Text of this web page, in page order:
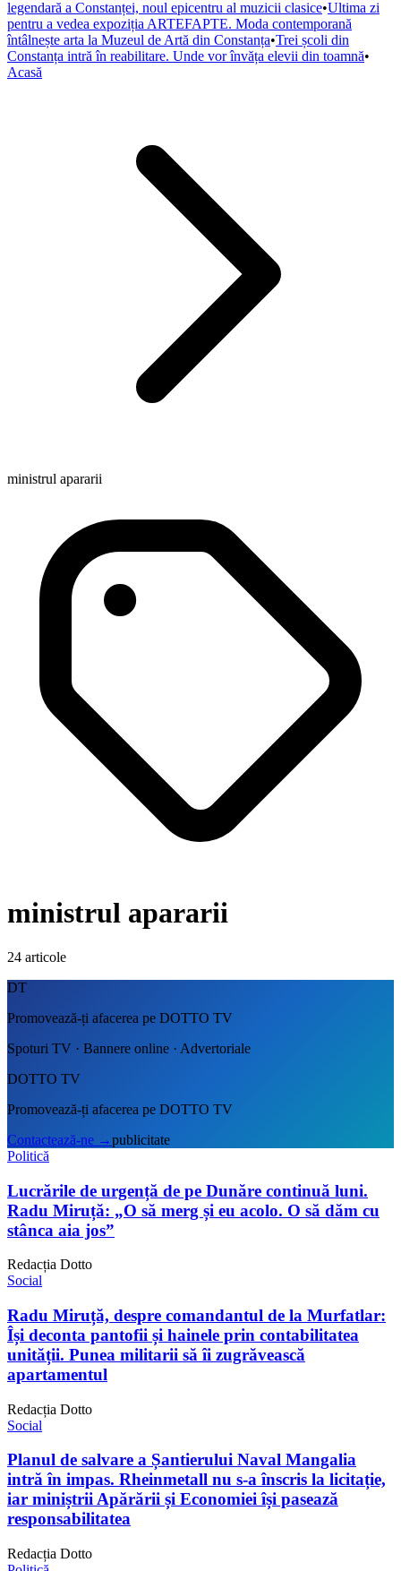
legendară a Constanței, noul epicentru al muzicii clasice•Ultima zi
pentru a vedea expoziția ARTEFAPTE. Moda contemporană
întâlnește arta la Muzeul de Artă din Constanța•Trei școli din
Constanța intră în reabilitare. Unde vor învăța elevii din toamnă•
Acasă
ministrul apararii
ministrul apararii
24 articole
DT
Promovează-ți afacerea pe DOTTO TV
Spoturi TV · Bannere online · Advertoriale
DOTTO TV
Promovează-ți afacerea pe DOTTO TV
Contactează-ne →publicitate
Politică
Lucrările de urgență de pe Dunăre continuă luni.
Radu Miruță: „O să merg și eu acolo. O să dăm cu
stânca aia jos”
Redacția Dotto
Social
Radu Miruță, despre comandantul de la Murfatlar:
Își deconta pantofii și hainele prin contabilitatea
unității. Punea militarii să îi zugrăvească
apartamentul
Redacția Dotto
Social
Planul de salvare a Șantierului Naval Mangalia
intră în impas. Rheinmetall nu s-a înscris la licitație,
iar miniștrii Apărării și Economiei își pasează
responsabilitatea
Redacția Dotto